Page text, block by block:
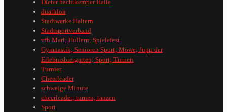
Dieter hachtkemper Halle
duathlon
Stadtwerke Haltern
Stadtsportverband
vfb Marl; Hullern; Spielefest
Gymnastik; Senioren Sport; Möwe; Jupp der
Erlebnisbiergarten; Sport; Turnen
Turnier
Cheerleader
schweige Minute
cheerleader; turnen; tanzen
Sport